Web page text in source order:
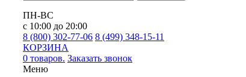
ПН-ВС
с 10:00 до 20:00
8 (800) 302-77-06 8 (499) 348-15-11
КОРЗИНА
0 товаров. Заказать звонок
Меню